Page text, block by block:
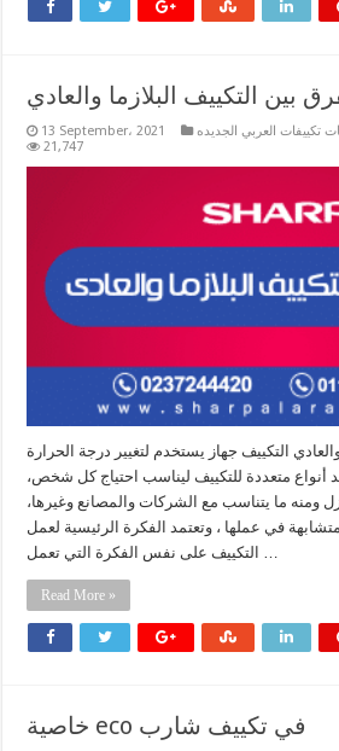
بين التكييف البلازما والعادي
13 September، 2021 تكييفات العربي الجديده
21,747
التكييف جهاز يستخدم لتغيير درجة الحرارة
أنواع متعددة للتكييف ليناسب احتياج كل شخص،
ومنه ما يتناسب مع الشركات والمصانع وغيرها،
في عملها ، وتعتمد الفكرة الرئيسية لعمل
Read More »
خاصية eco في تكييف شارب